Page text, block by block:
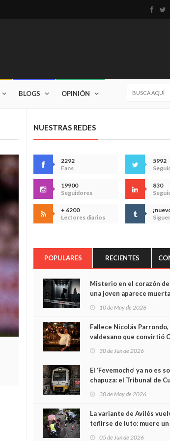
BLOGS OPINIÓN
NUESTRAS REDES
2292
Fans
5992
19900
Seguidores
830
+ 6200
Lectores diarios
POPULARES RECIENTES
Misterio en el corazón
una joven aparece
cámaras captan sus
minutos
10 de May de 2026
Fallece Nicolás Parrondo,
valdesano que convirtió
30 de Jun de 2026
El ‘Fevemocho’ ya no es
chapuza: el Tribunal de
sobrecoste de los trenes
cabían por los túneles
30 de May de 2026
La variante de Avilés
teñirse de luto: muere un
05 de Jun de 2026